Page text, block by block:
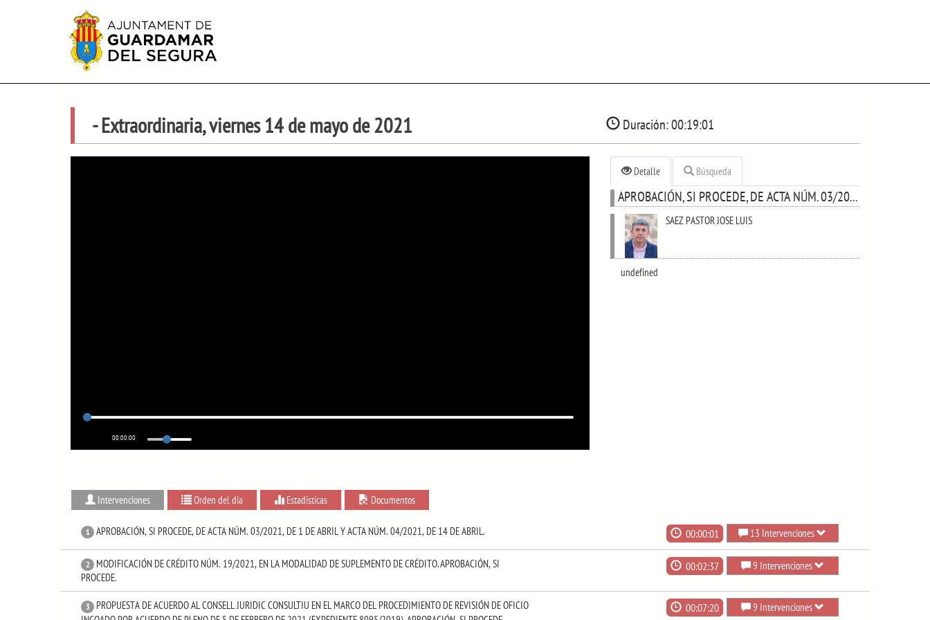
- Extraordinaria, viernes 14 de mayo de 2021 Duración:00:19:01
00:00:00
Detalle Búsqueda
APROBACIÓN, SI PROCEDE, DE ACTA NÚM. 03/2021, DE 1 DE ABRIL Y ACTA NÚM. 04/2021, DE 14 DE ABRIL.
SAEZ PASTOR JOSE LUIS
undefined
Intervenciones Orden del día Estadísticas Documentos
1 APROBACIÓN, SI PROCEDE, DE ACTA NÚM. 03/2021, DE 1 DE ABRIL Y ACTA NÚM. 04/2021, DE 14 DE ABRIL. 00:00:01 13 Intervenciones
2
MODIFICACIÓN DE CRÉDITO NÚM. 19/2021, EN LA MODALIDAD DE SUPLEMENTO DE CRÉDITO. APROBACIÓN, SI
PROCEDE.
00:02:37 9 Intervenciones
3
PROPUESTA DE ACUERDO AL CONSELL JURIDIC CONSULTIU EN EL MARCO DEL PROCEDIMIENTO DE REVISIÓN DE OFICIO
00:07:20 9 Intervenciones